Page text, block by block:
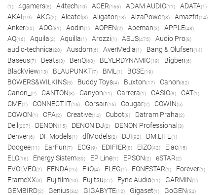
(1) 4gamers(8) A4tech(10) ACER(166) ADAM AUDIO(11) ADATA(1)
AKAI(19) AKG(2) Alcatel (3) Aligator(13) AlzaPower(8) Amazfit(14)
Anker(20) AOC(81) Aodin(1) AOPEN(2) Apeman(3) APPLE(48)
AQ(16) Aquila(2) Aquilla(1) Arozzi(1) ASUS(475) Audio Pro(8)
audio-technica(20) Ausdom(6) AverMedia(1) Bang & Olufsen(14)
Baseus(7) Beats(3) BenQ(68) BEYERDYNAMIC(19) Bigben(6)
BlackView(13) BLAUPUNKT(7) BML (1) BOSE(19)
BOWERS&WILKINS(5) Buddy Toys(4) Buxton(17) Canon(82)
Canon_ (2) CANTON(8) Canyon(11) Carrera(1) CASIO(8) CAT(1)
CMF(1) CONNECT IT(16) Corsair(16) Cougar(2) COWIN(5)
COWON(1) CPA(2) Creative(14) Cubot(8) Datram Praha(2)
Dell (207) DENON(15) DENON DJ(2) DENON Professional (3)
Denver(6) DF Models(1) dfModels(2) DJI(92) DM.LIFE(1)
Doogee(11) EarFun(7) ECG(9) EDIFIER(8) EIZO(42) Elac(15)
ELO(16) Energy Sistem(59) EP Line(1) EPSON(2) eSTAR(2)
EVOLVEO(2) FENDA(25) FiiO(4) FLEG(1) FONESTAR(1) Forever(1)
FrameXX(3) Fujifilm(10) Fujitsu(27) Fyne Audio(11) GARMIN(1)
GEMBIRD(2) Genius(34) GIGABYTE(12) Gigaset(1) GoGEN(54)